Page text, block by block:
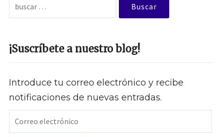
¡Suscríbete a nuestro blog!
Introduce tu correo electrónico y recibe
notificaciones de nuevas entradas.
Correo